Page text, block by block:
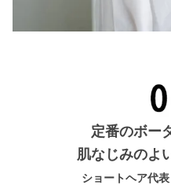
定番のボー
肌なじみのよ
ショートヘア代